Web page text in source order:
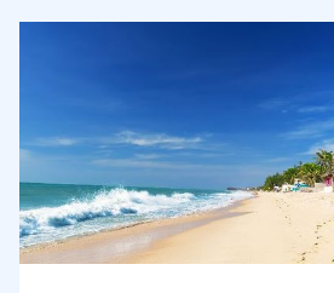
mooie tegenhanger van de
Tijd voor strand wordt uiteraard
dit ervaart u in het fotogenieke